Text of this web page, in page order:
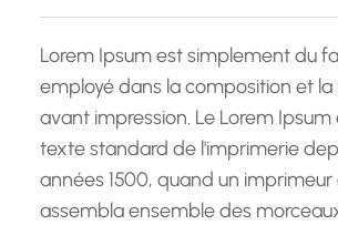
c
hLorem Ipsum est simplement du
employé dans la composition et
avant impression. Le Lorem Ipsum
texte standard de l'imprimerie
années 1500, quand un
assembla ensemble des